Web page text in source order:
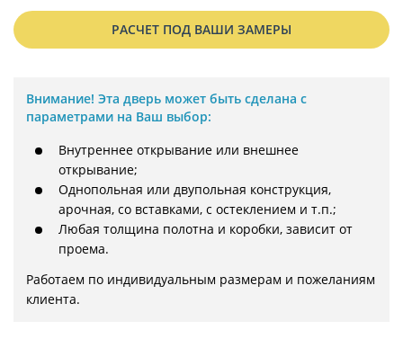
РАСЧЕТ ПОД ВАШИ ЗАМЕРЫ
Внимание! Эта дверь может быть сделана с
параметрами на Ваш выбор:
Внутреннее открывание или внешнее
открывание;
Однопольная или двупольная конструкция,
арочная, со вставками, с остеклением и т.п.;
Любая толщина полотна и коробки, зависит от
проема.
Работаем по индивидуальным размерам и пожеланиям
клиента.